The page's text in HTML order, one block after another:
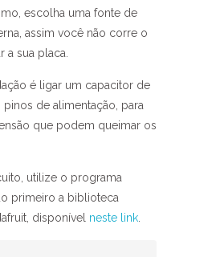
escolha uma fonte de
assim você não corre o
a sua placa.
é ligar um capacitor de
de alimentação, para
que podem queimar os
utilize o programa
primeiro a biblioteca
disponível neste link